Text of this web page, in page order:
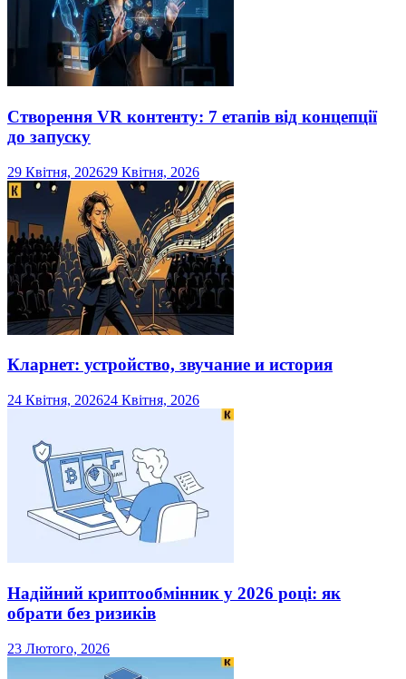
Створення VR контенту: 7 етапів від концепції
до запуску
29 Квітня, 202629 Квітня, 2026
Кларнет: устройство, звучание и история
24 Квітня, 202624 Квітня, 2026
Надійний криптообмінник у 2026 році: як
обрати без ризиків
23 Лютого, 2026